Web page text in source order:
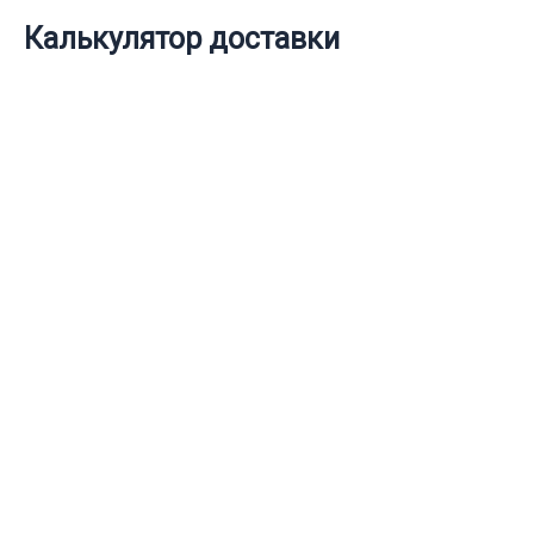
Калькулятор доставки